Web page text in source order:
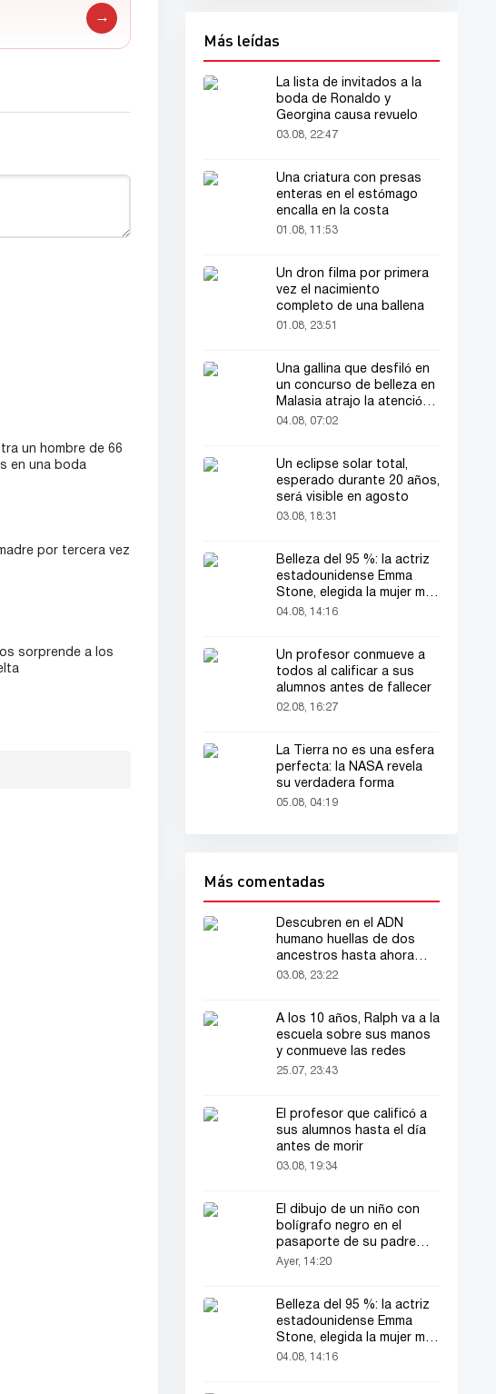
→
un hombre de 66
en una boda
por tercera vez
sorprende a los
Más leídas
La lista de invitados a la
boda de Ronaldo y
Georgina causa revuelo
03.08, 22:47
Una criatura con presas
enteras en el estómago
encalla en la costa
01.08, 11:53
Un dron filma por primera
vez el nacimiento
completo de una ballena
01.08, 23:51
Una gallina que desfiló en
un concurso de belleza en
Malasia atrajo la atención
del público
04.08, 07:02
Un eclipse solar total,
esperado durante 20 años,
será visible en agosto
03.08, 18:31
Belleza del 95 %: la actriz
estadounidense Emma
Stone, elegida la mujer más
bella del mundo
04.08, 14:16
Un profesor conmueve a
todos al calificar a sus
alumnos antes de fallecer
02.08, 16:27
La Tierra no es una esfera
perfecta: la NASA revela
su verdadera forma
05.08, 04:19
Más comentadas
Descubren en el ADN
humano huellas de dos
ancestros hasta ahora
desconocidos
03.08, 23:22
A los 10 años, Ralph va a la
escuela sobre sus manos
y conmueve las redes
25.07, 23:43
El profesor que calificó a
sus alumnos hasta el día
antes de morir
03.08, 19:34
El dibujo de un niño con
bolígrafo negro en el
pasaporte de su padre
llamó la atención de todos
Ayer, 14:20
Belleza del 95 %: la actriz
estadounidense Emma
Stone, elegida la mujer más
bella del mundo
04.08, 14:16